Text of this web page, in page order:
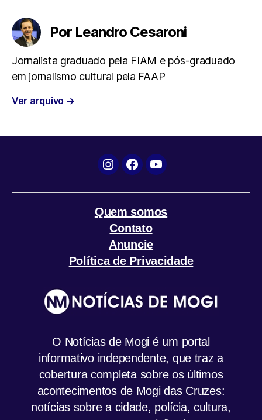
b
o
o
i
t
r
a
s
p
p
g
a
m
Por Leandro Cesaroni
Jornalista graduado pela FIAM e pós-graduado
em jornalismo cultural pela FAAP
Ver arquivo →
Instagram
FacebookYouTube
Quem somos
Contato
Anuncie
Política de Privacidade
O Notícias de Mogi é um portal
informativo independente, que traz a
cobertura completa sobre os últimos
acontecimentos de Mogi das Cruzes:
notícias sobre a cidade, polícia, cultura,